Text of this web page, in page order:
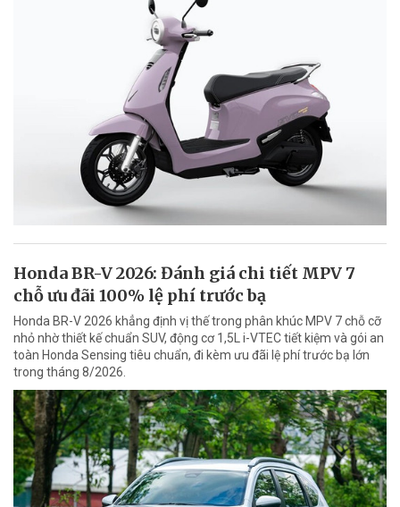
Honda BR-V 2026: Đánh giá chi tiết MPV 7
chỗ ưu đãi 100% lệ phí trước bạ
Honda BR-V 2026 khẳng định vị thế trong phân khúc MPV 7 chỗ cỡ
nhỏ nhờ thiết kế chuẩn SUV, động cơ 1,5L i-VTEC tiết kiệm và gói an
toàn Honda Sensing tiêu chuẩn, đi kèm ưu đãi lệ phí trước bạ lớn
trong tháng 8/2026.